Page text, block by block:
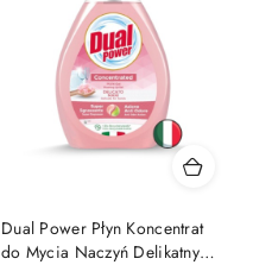
Dual Power Płyn Koncentrat
do Mycia Naczyń Delikatny